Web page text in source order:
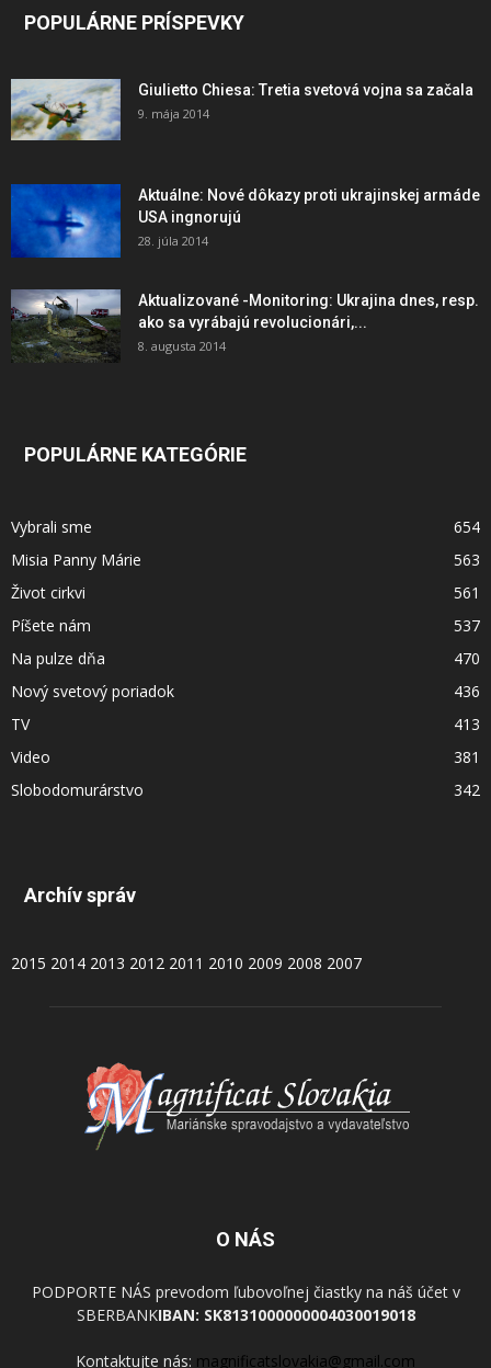
POPULÁRNE PRÍSPEVKY
Giulietto Chiesa: Tretia svetová vojna sa začala
9. mája 2014
Aktuálne: Nové dôkazy proti ukrajinskej armáde
USA ingnorujú
28. júla 2014
Aktualizované -Monitoring: Ukrajina dnes, resp.
ako sa vyrábajú revolucionári,...
8. augusta 2014
POPULÁRNE KATEGÓRIE
Vybrali sme
654
Misia Panny Márie
563
Život cirkvi
561
Píšete nám
537
Na pulze dňa
470
Nový svetový poriadok
436
TV
413
Video
381
Slobodomurárstvo
342
Archív správ
2015 2014 2013 2012 2011 2010 2009 2008 2007
O NÁS
PODPORTE NÁS prevodom ľubovoľnej čiastky na náš účet v
SBERBANKIBAN: SK8131000000004030019018
Kontaktujte nás: magnificatslovakia@gmail.com